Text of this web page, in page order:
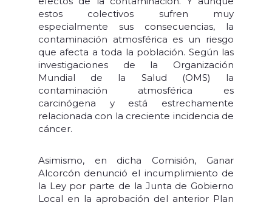
estos colectivos sufren muy
especialmente sus consecuencias, la
contaminación atmosférica es un riesgo
que afecta a toda la población. Según las
investigaciones de la Organización
Mundial de la Salud (OMS) la
contaminación atmosférica es
carcinógena y está estrechamente
relacionada con la creciente incidencia de
cáncer.
Asimismo, en dicha Comisión, Ganar
Alcorcón denunció el incumplimiento de
la Ley por parte de la Junta de Gobierno
Local en la aprobación del anterior Plan